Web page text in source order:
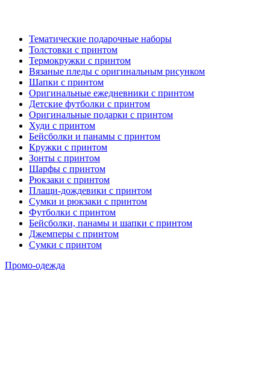
Тематические подарочные наборы
Толстовки с принтом
Термокружки с принтом
Вязаные пледы с оригинальным рисунком
Шапки с принтом
Оригинальные ежедневники с принтом
Детские футболки с принтом
Оригинальные подарки с принтом
Худи с принтом
Бейсболки и панамы с принтом
Кружки с принтом
Зонты с принтом
Шарфы с принтом
Рюкзаки с принтом
Плащи-дождевики с принтом
Сумки и рюкзаки с принтом
Футболки с принтом
Бейсболки, панамы и шапки с принтом
Джемперы с принтом
Сумки с принтом
Промо-одежда